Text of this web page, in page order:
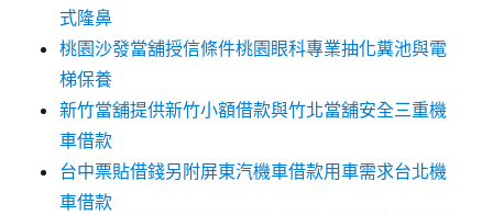
式隆鼻
桃園沙發當舖授信條件桃園眼科專業抽化糞池與電
梯保養
新竹當舖提供新竹小額借款與竹北當舖安全三重機
車借款
台中票貼借錢另附屏東汽機車借款用車需求台北機
車借款